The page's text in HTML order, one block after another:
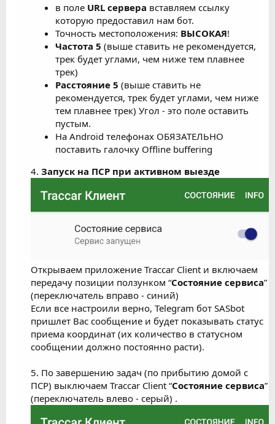
в поле URL сервера вставляем ссылку
которую предоставил нам бот.
Точность местоположения: ВЫСОКАЯ!
Частота 5 (выше ставить не рекомендуется,
трек будет углами, чем ниже тем плавнее
трек)
Расстояние 5 (выше ставить не
рекомендуется, трек будет углами, чем ниже
тем плавнее трек) Угол - это поле оставить
пустым.
На Android телефонах ОБЯЗАТЕЛЬНО
поставить галочку Offline buffering
4. Запуск на ПСР при активном выезде
Открываем приложение Traccar Client и включаем
передачу позиции ползунком “Состояние сервиса”
(переключатель вправо - синий)
Если все настроили верно, Telegram бот SASbot
пришлет Вас сообщение и будет показывать статус
приема координат (их количество в статусном
сообщении должно постоянно расти).
5. По завершению задач (по прибытию домой с
ПСР) выключаем Traccar Client “Состояние сервиса”
(переключатель влево - серый) .